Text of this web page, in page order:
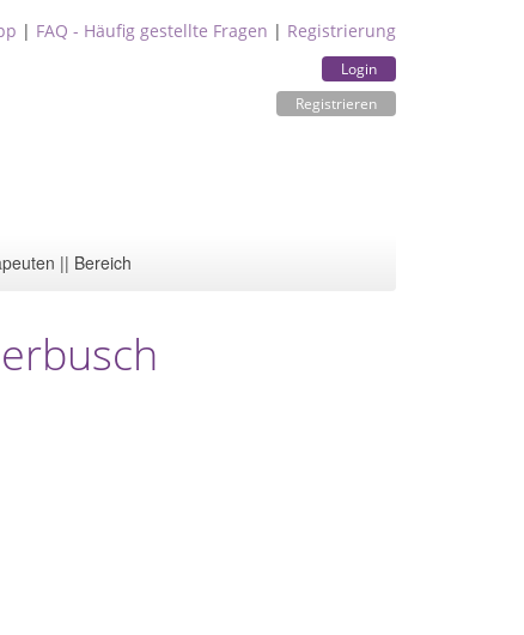
| FAQ - Häufig gestellte Fragen | Registrierung
Login
Registrieren
|| Bereich